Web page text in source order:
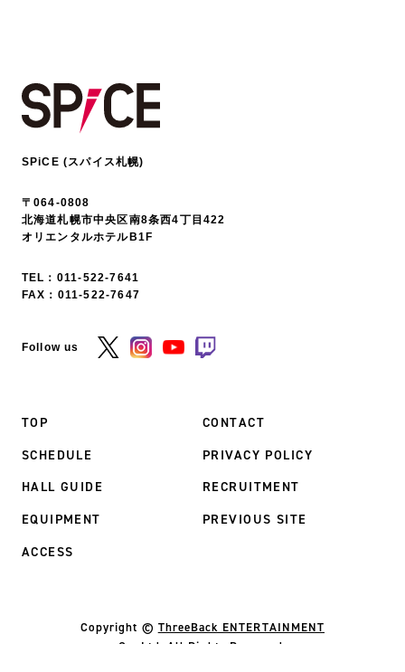
SPiCE (スパイス札幌)
〒064-0808
北海道札幌市中央区南8条西4丁目422
オリエンタルホテルB1F
TEL： 011-522-7641
FAX：011-522-7647
Follow us
TOP
SCHEDULE
HALL GUIDE
EQUIPMENT
ACCESS
CONTACT
PRIVACY POLICY
RECRUITMENT
PREVIOUS SITE
Copyright © ThreeBack ENTERTAINMENT
Co.,Ltd. All Rights Reserved.